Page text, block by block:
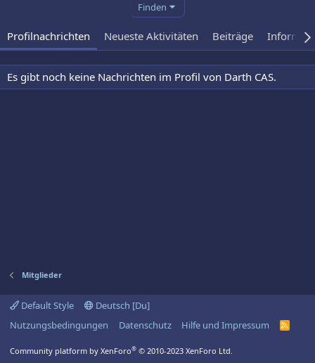
Finden
Profilnachrichten Neueste Aktivitäten Beiträge
Es gibt noch keine Nachrichten im Profil von Darth CAS.
Mitglieder
Default Style
Deutsch [Du]
Nutzungsbedingungen
Datenschutz Hilfe und Impressum
R
Community platform by XenForo® © 2010-2023 XenForo Ltd.